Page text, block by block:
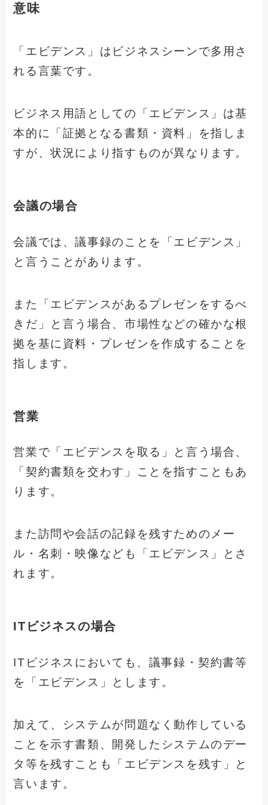
意味
「エビデンス」はビジネスシーンで多用さ
れる言葉です。
ビジネス用語としての「エビデンス」は基
本的に「証拠となる書類・資料」を指しま
すが、状況により指すものが異なります。
会議の場合
会議では、議事録のことを「エビデンス」
と言うことがあります。
また「エビデンスがあるプレゼンをするべ
きだ」と言う場合、市場性などの確かな根
拠を基に資料・プレゼンを作成することを
指します。
営業
営業で「エビデンスを取る」と言う場合、
「契約書類を交わす」ことを指すこともあ
ります。
また訪問や会話の記録を残すためのメー
ル・名刺・映像なども「エビデンス」とさ
れます。
ITビジネスの場合
ITビジネスにおいても、議事録・契約書等
を「エビデンス」とします。
加えて、システムが問題なく動作している
ことを示す書類、開発したシステムのデー
タ等を残すことも「エビデンスを残す」と
言います。